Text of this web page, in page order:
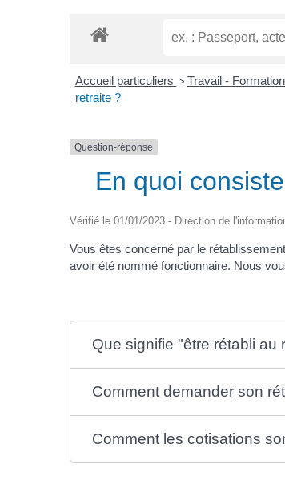
Accueil particuliers > Travail - Formation
retraite ?
Question-réponse
En quoi
Vérifié le 01/01/2023 - Direction de
Vous êtes concerné par le
avoir été nommé fonctionnaire. Nous
Que signifie "être rétabli au
Comment demander son
Comment les cotisations